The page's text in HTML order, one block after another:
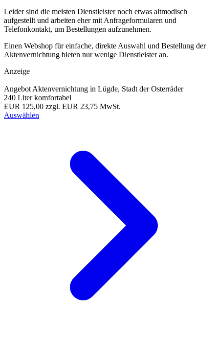
Leider sind die meisten Dienstleister noch etwas altmodisch
aufgestellt und arbeiten eher mit Anfrageformularen und
Telefonkontakt, um Bestellungen aufzunehmen.
Einen Webshop für einfache, direkte Auswahl und Bestellung der
Aktenvernichtung bieten nur wenige Dienstleister an.
Anzeige
Angebot Aktenvernichtung in Lügde, Stadt der Osterräder
240 Liter komfortabel
EUR 125,00 zzgl. EUR 23,75 MwSt.
Auswählen